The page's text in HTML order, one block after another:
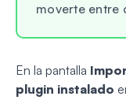
moverte entre
En la pantalla
plugin instalado